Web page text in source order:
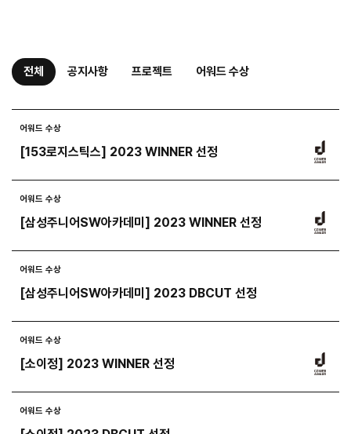
전체 공지사항 프로젝트 어워드 수상
어워드 수상
[153로지스틱스] 2023 WINNER 선정
어워드 수상
[삼성주니어SW아카데미] 2023 WINNER 선정
어워드 수상
[삼성주니어SW아카데미] 2023 DBCUT 선정
어워드 수상
[소이정] 2023 WINNER 선정
어워드 수상